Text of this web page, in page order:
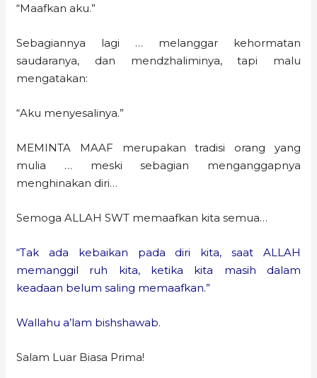
“Maafkan aku.”
Sebagiannya lagi … melanggar kehormatan
saudaranya, dan mendzhaliminya, tapi malu
mengatakan:
“Aku menyesalinya.”
MEMINTA MAAF merupakan tradisi orang yang
mulia … meski sebagian menganggapnya
menghinakan diri…
Semoga ALLAH SWT memaafkan kita semua…
“Tak ada kebaikan pada diri kita, saat ALLAH
memanggil ruh kita, ketika kita masih dalam
keadaan belum saling memaafkan.”
Wallahu a’lam bishshawab.
Salam Luar Biasa Prima!